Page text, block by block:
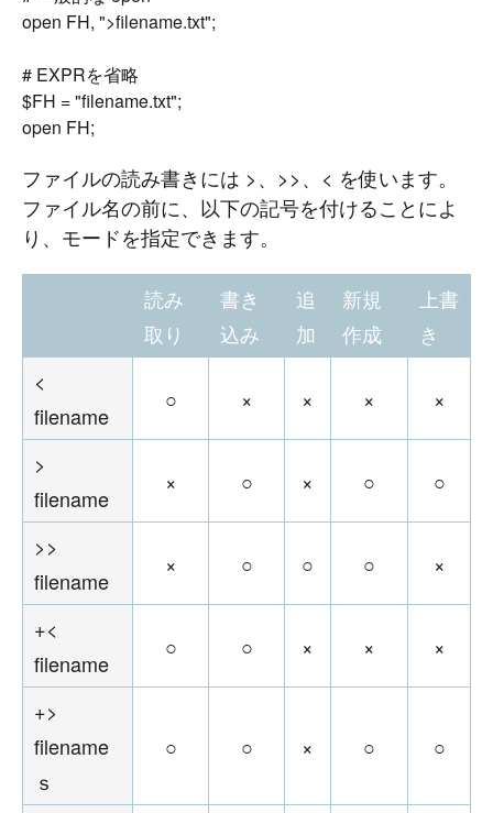
open FH, ">filename.txt";
# EXPRを省略
$FH = "filename.txt";
ファイルの読み書きには >、>>、< を使います。
ファイル名の前に、以下の記号を付けることによ
り、モードを指定できます。
読み
取り
書き
込み
追
加
新規
作成
上書
き
<
filename
○ × × × ×
>
filename
× ○ × ○ ○
>>
filename
× ○ ○ ○ ×
+<
filename
○ ○ × × ×
+>
filename
ｓ
○ ○ × ○ ○